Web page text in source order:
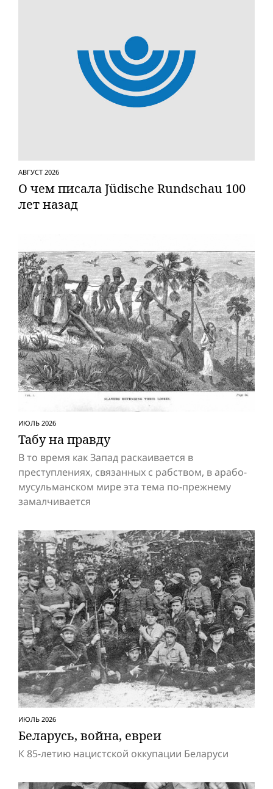
АВГУСТ 2026
О чем писала Jüdische Rundschau 100
лет назад
ИЮЛЬ 2026
Табу на правду
В то время как Запад раскаивается в
преступлениях, связанных с рабством, в арабо-
мусульманском мире эта тема по-прежнему
замалчивается
ИЮЛЬ 2026
Беларусь, вой­на, евреи
К 85-летию нацистской оккупации Беларуси